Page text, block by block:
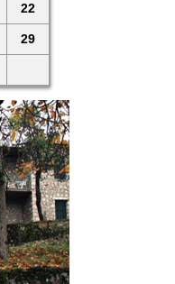
22
29